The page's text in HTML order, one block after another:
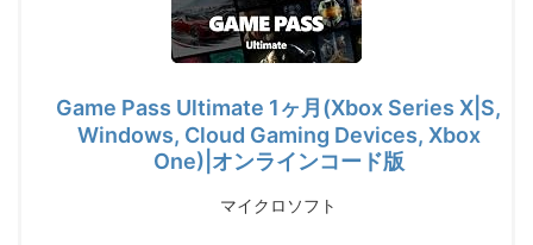
Game Pass Ultimate 1ヶ月(Xbox Series X|S,
Windows, Cloud Gaming Devices, Xbox
One)|オンラインコード版
マイクロソフト